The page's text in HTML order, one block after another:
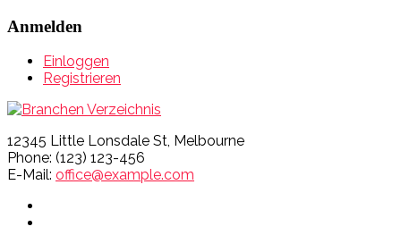
Anmelden
Einloggen
Registrieren
12345 Little Lonsdale St, Melbourne
Phone: (123) 123-456
E-Mail: office@example.com